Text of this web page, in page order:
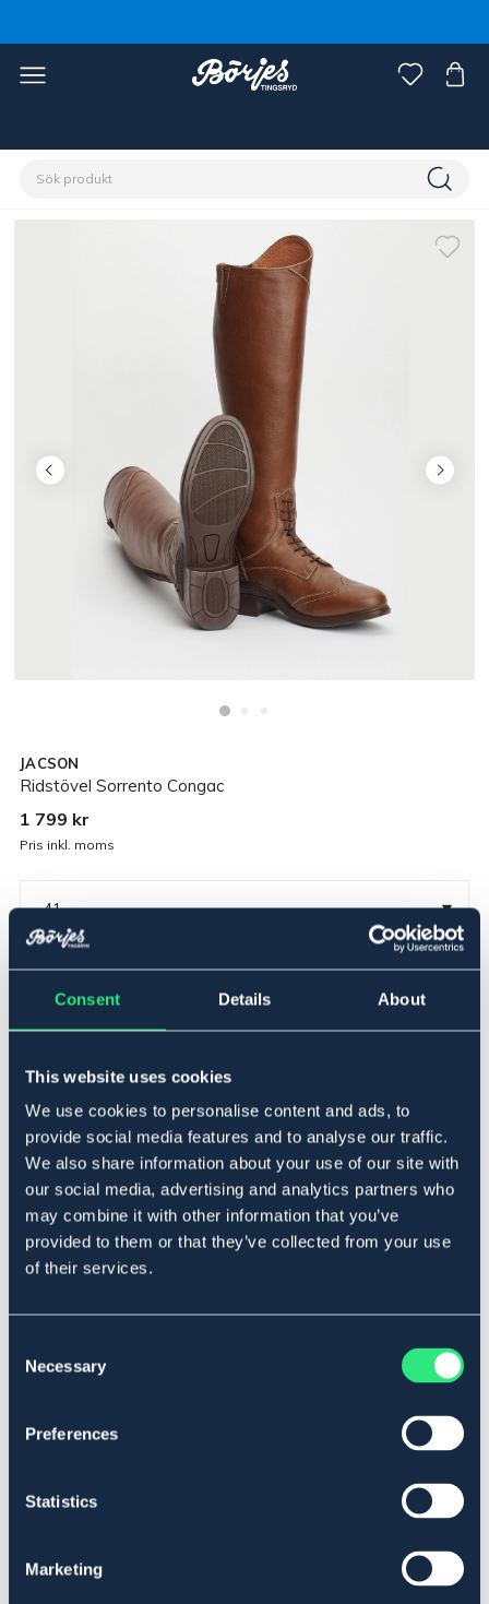
Consent Details About
This website uses cookies
We use cookies to personalise content and ads, to
provide social media features and to analyse our traffic.
We also share information about your use of our site with
our social media, advertising and analytics partners who
may combine it with other information that you’ve
provided to them or that they’ve collected from your use
of their services.
Selection
Necessary
Preferences
Statistics
Marketing
JACSON
Ridstövel Sorrento Congac
1 799 kr
Pris inkl. moms
41 ▾
Tillfälligt slut
Produktbeskrivning
Ridstövlar tillverkade av högkvalitativt läder med en
skinnklädd insida och en innersula med extra hög
komfort. Dessa ridstövlar har en resår längs med
dragkedjan för en bättre passform och elastisk snörning
framtill. De har också en anti-slip gummisula för bättre
fäste på hala underlag. Ljusa sömmar.
Se lager i butik
Liknande produkter